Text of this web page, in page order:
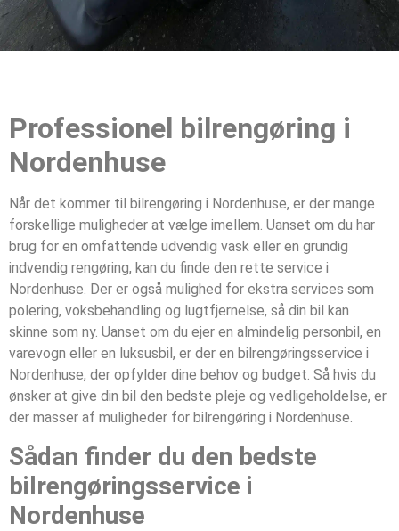
Professionel bilrengøring i
Nordenhuse
Når det kommer til bilrengøring i Nordenhuse, er der mange
forskellige muligheder at vælge imellem. Uanset om du har
brug for en omfattende udvendig vask eller en grundig
indvendig rengøring, kan du finde den rette service i
Nordenhuse. Der er også mulighed for ekstra services som
polering, voksbehandling og lugtfjernelse, så din bil kan
skinne som ny. Uanset om du ejer en almindelig personbil, en
varevogn eller en luksusbil, er der en bilrengøringsservice i
Nordenhuse, der opfylder dine behov og budget. Så hvis du
ønsker at give din bil den bedste pleje og vedligeholdelse, er
der masser af muligheder for bilrengøring i Nordenhuse.
Sådan finder du den bedste
bilrengøringsservice i
Nordenhuse